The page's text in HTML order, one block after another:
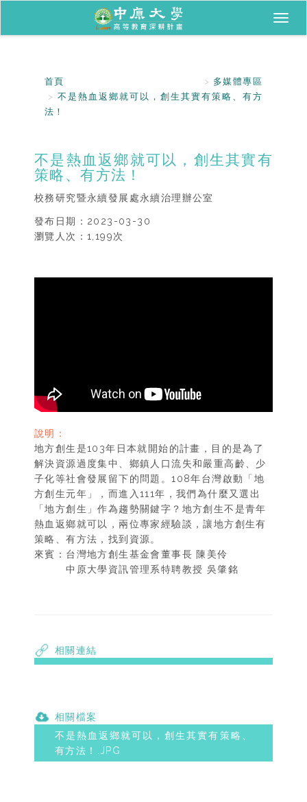
首頁
多媒體專區
不是熱血返鄉就可以，創生其實有策略、有方
法！
不是熱血返鄉就可以，創生其實有
策略、有方法！
校務研究暨永續發展處永續治理辦公室
發布日期： 2023-03-30
瀏覽人次： 1,199次
說明：
地方創生是103年日本就開始的計畫，目的是為了
解決資源過度集中、鄉鎮人口流失和嚴重高齡、少
子化等社會發展留下的問題。108年台灣啟動「地
方創生元年」，而進入111年，我們為什麼又選出
「地方創生」作為趨勢關鍵字？地方創生不是青年
熱血返鄉就可以，兩位專家經驗談，讓地方創生有
策略、有方法，找到資源。
來賓：台灣地方創生基金會董事長 陳美伶
中原大學資訊管理系特聘教授 吳肇銘
相關連結
相關檔案
不是熱血返鄉就可以，創生其實有策略、
有方法！.JPG